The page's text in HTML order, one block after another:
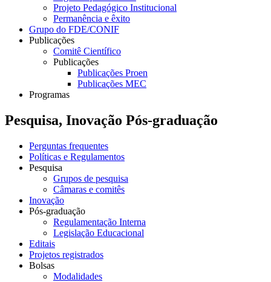
Projeto Pedagógico Institucional
Permanência e êxito
Grupo do FDE/CONIF
Publicações
Comitê Científico
Publicações
Publicações Proen
Publicações MEC
Programas
Pesquisa, Inovação Pós-graduação
Perguntas frequentes
Políticas e Regulamentos
Pesquisa
Grupos de pesquisa
Câmaras e comitês
Inovação
Pós-graduação
Regulamentação Interna
Legislação Educacional
Editais
Projetos registrados
Bolsas
Modalidades